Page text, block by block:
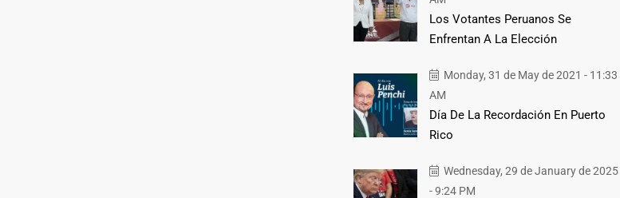
Los Votantes Peruanos Se
Enfrentan A La Elección
Monday, 31 de May de 2021 - 11:33
AM
Día De La Recordación En Puerto
Rico
Wednesday, 29 de January de 2025
- 9:24 PM